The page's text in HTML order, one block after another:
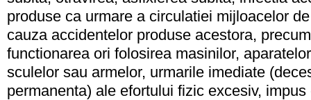
produse ca urmare a circulatiei mijloacelor
cauza accidentelor produse acestora,
functionarea ori folosirea masinilor,
sculelor sau armelor, urmarile imediate
permanenta) ale efortului fizic excesiv,